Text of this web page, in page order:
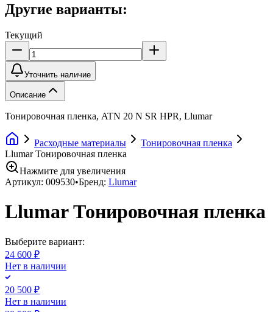
Другие варианты:
Текущий
Уточнить наличие
Описание
Тонировочная пленка, ATN 20 N SR HPR, Llumar
Расходные материалы
Тонировочная пленка
Llumar Тонировочная пленка
Нажмите для увеличения
Артикул: 009530•Бренд: Llumar
Llumar Тонировочная пленка
Выберите вариант:
24 600 ₽
Нет в наличии
20 500 ₽
Нет в наличии